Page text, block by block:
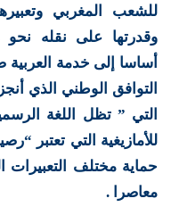
للشعب المغربي
وقدرتها على نقله
أساسا إلى خدمة
التوافق الوطني الذي
التي ” تظل اللغة
للأمازيغية التي تعتبر
حماية مختلف التعبيرات
معاصرا .